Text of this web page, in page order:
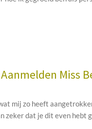
Aanmelden Miss
mij zo heeft
zeker dat je dit even hebt